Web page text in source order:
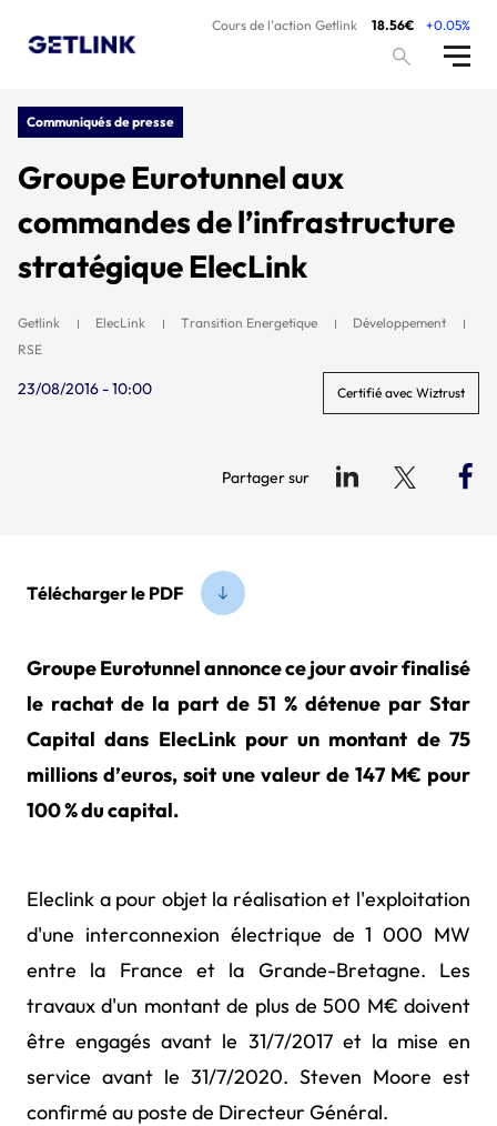
Cours de l’action Getlink 18.56€ +0.05%
Communiqués de presse
Groupe Eurotunnel aux
commandes de l’infrastructure
stratégique ElecLink
Getlink ElecLink Transition Energetique
Développement
RSE
23/08/2016 - 10:00 Certifié avec Wiztrust
Partager sur
Télécharger le PDF
Groupe Eurotunnel annonce ce jour avoir finalisé
le rachat de la part de 51 % détenue par Star
Capital dans ElecLink pour un montant de 75
millions d’euros, soit une valeur de 147 M€ pour
100 % du capital.
Eleclink a pour objet la réalisation et l'exploitation
d'une interconnexion électrique de 1 000 MW
entre la France et la Grande-Bretagne. Les
travaux d'un montant de plus de 500 M€ doivent
être engagés avant le 31/7/2017 et la mise en
service avant le 31/7/2020. Steven Moore est
confirmé au poste de Directeur Général.